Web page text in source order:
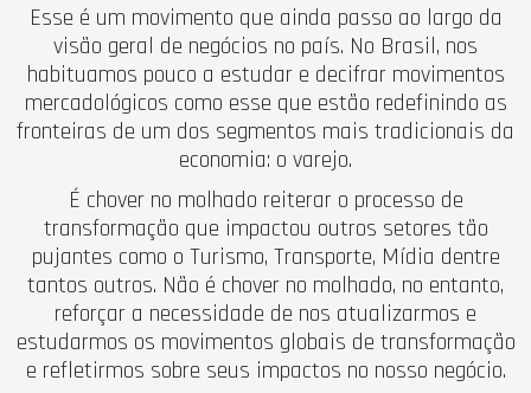
Esse é um movimento que ainda passo ao largo da
visão geral de negócios no país. No Brasil, nos
habituamos pouco a estudar e decifrar movimentos
mercadológicos como esse que estão redefinindo as
fronteiras de um dos segmentos mais tradicionais da
economia: o varejo.
É chover no molhado reiterar o processo de
transformação que impactou outros setores tão
pujantes como o Turismo, Transporte, Mídia dentre
tantos outros. Não é chover no molhado, no entanto,
reforçar a necessidade de nos atualizarmos e
estudarmos os movimentos globais de transformação
e refletirmos sobre seus impactos no nosso negócio.